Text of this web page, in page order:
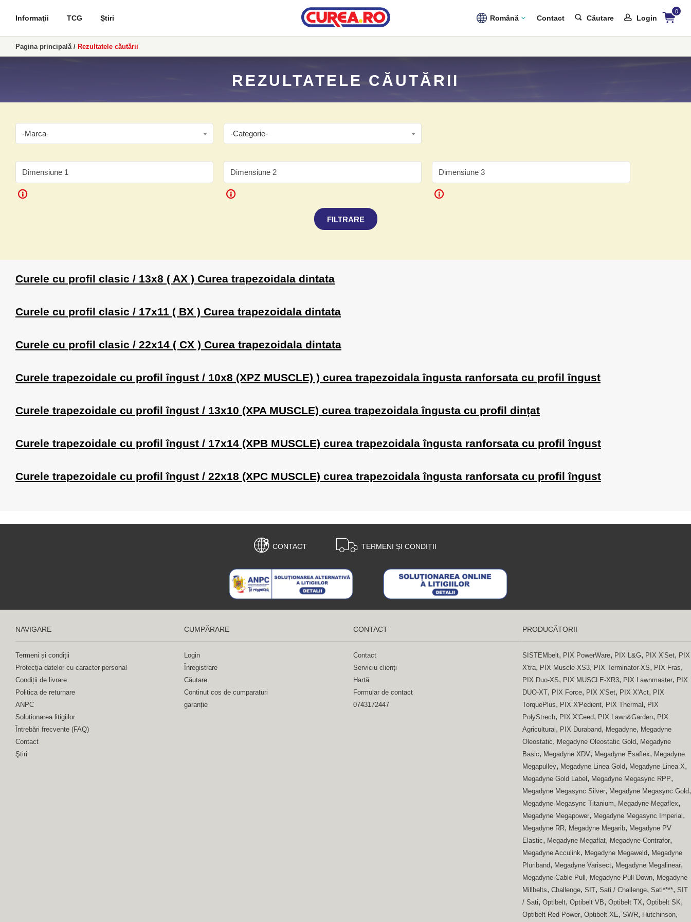
Informaţii TCG Ştiri Română Contact Căutare Login
0
Pagina principală / Rezultatele căutării
REZULTATELE CĂUTĂRII
-Marca- -Categorie-
FILTRARE
Curele cu profil clasic / 13x8 ( AX ) Curea trapezoidala dintata
Curele cu profil clasic / 17x11 ( BX ) Curea trapezoidala dintata
Curele cu profil clasic / 22x14 ( CX ) Curea trapezoidala dintata
Curele trapezoidale cu profil îngust / 10x8 (XPZ MUSCLE) ) curea trapezoidala îngusta ranforsata cu profil îngust
Curele trapezoidale cu profil îngust / 13x10 (XPA MUSCLE) curea trapezoidala îngusta cu profil dințat
Curele trapezoidale cu profil îngust / 17x14 (XPB MUSCLE) curea trapezoidala îngusta ranforsata cu profil îngust
Curele trapezoidale cu profil îngust / 22x18 (XPC MUSCLE) curea trapezoidala îngusta ranforsata cu profil îngust
CONTACT TERMENI ȘI CONDIȚII
NAVIGARE
Termeni și condiții
Protecția datelor cu caracter personal
Condiții de livrare
Politica de returnare
ANPC
Soluționarea litigiilor
Întrebări frecvente (FAQ)
Contact
Ştiri
CUMPĂRARE
Login
Înregistrare
Căutare
Continut cos de cumparaturi
garanție
CONTACT
Contact
Serviciu clienți
Hartă
Formular de contact
0743172447
PRODUCĂTORII
SISTEMbelt, PIX PowerWare, PIX L&G, PIX X'Set, PIX
X'tra, PIX Muscle-XS3, PIX Terminator-XS, PIX Fras,
PIX Duo-XS, PIX MUSCLE-XR3, PIX Lawnmaster, PIX
DUO-XT, PIX Force, PIX X'Set, PIX X'Act, PIX
TorquePlus, PIX X'Pedient, PIX Thermal , PIX
PolyStrech, PIX X'Ceed, PIX Lawn&Garden, PIX
Agricultural , PIX Duraband, Megadyne, Megadyne
Oleostatic, Megadyne Oleostatic Gold, Megadyne
Basic, Megadyne XDV, Megadyne Esaflex, Megadyne
Megapulley, Megadyne Linea Gold, Megadyne Linea X,
Megadyne Gold Label , Megadyne Megasync RPP,
Megadyne Megasync Silver, Megadyne Megasync Gold,
Megadyne Megasync Titanium, Megadyne Megaflex,
Megadyne Megapower, Megadyne Megasync Imperial ,
Megadyne RR, Megadyne Megarib, Megadyne PV
Elastic, Megadyne Megaflat, Megadyne Contrafor,
Megadyne Acculink, Megadyne Megaweld, Megadyne
Pluriband, Megadyne Varisect, Megadyne Megalinear,
Megadyne Cable Pull , Megadyne Pull Down, Megadyne
Millbelts, Challenge, SIT, Sati / Challenge, Sati****, SIT
/ Sati, Optibelt, Optibelt VB, Optibelt TX, Optibelt SK,
Optibelt Red Power, Optibelt XE, SWR, Hutchinson,